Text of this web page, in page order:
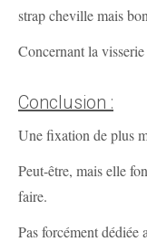
strap cheville mais
Concernant la
Conclusion :
Une fixation de plus
Peut-être, mais elle
faire.
Pas forcément dédiée